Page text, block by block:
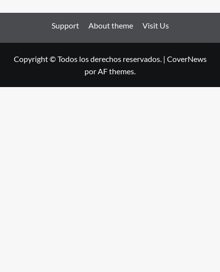
Support About theme Visit Us
Copyright © Todos los derechos reservados. | CoverNews
por AF themes.